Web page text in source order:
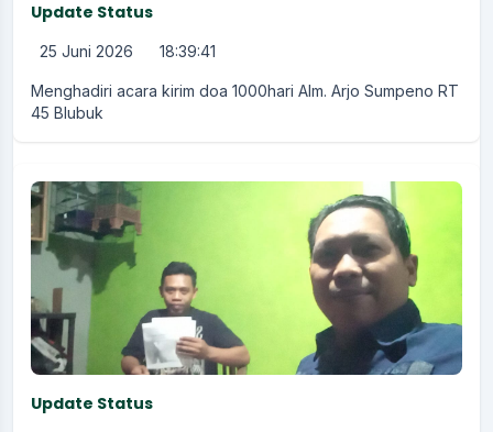
Update Status
25 Juni 2026 18:39:41
Menghadiri acara kirim doa 1000hari Alm. Arjo Sumpeno RT
45 Blubuk
Update Status